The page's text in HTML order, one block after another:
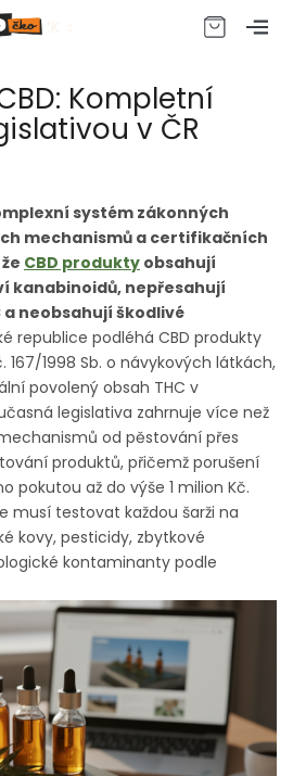
CZK
Kompletní
v ČR
systém zákonných
mechanismů a certifikačních
CBD produkty obsahují
kanabinoidů, nepřesahují
a neobsahují škodlivé
republice podléhá CBD produkty
167/1998 Sb. o návykových látkách,
povolený obsah THC v
legislativa zahrnuje více než
od pěstování přes
produktů, přičemž porušení
pokutou až do výše 1 milion Kč.
musí testovat každou šarži na
kovy, pesticidy, zbytkové
kontaminanty podle